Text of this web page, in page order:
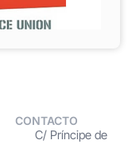
CONTACTO
C/ Príncipe de